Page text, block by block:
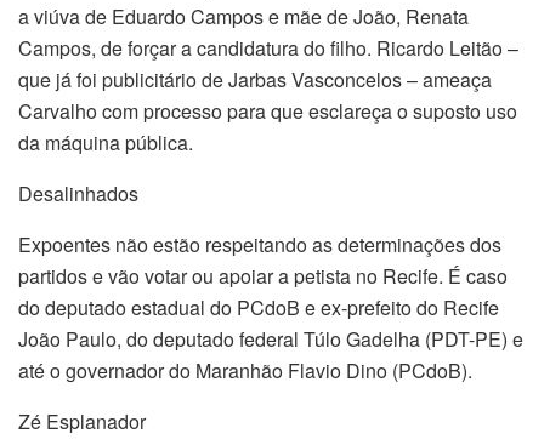
a viúva de Eduardo Campos e mãe de João, Renata
Campos, de forçar a candidatura do filho. Ricardo Leitão –
que já foi publicitário de Jarbas Vasconcelos – ameaça
Carvalho com processo para que esclareça o suposto uso
da máquina pública.
Desalinhados
Expoentes não estão respeitando as determinações dos
partidos e vão votar ou apoiar a petista no Recife. É caso
do deputado estadual do PCdoB e ex-prefeito do Recife
João Paulo, do deputado federal Túlo Gadelha (PDT-PE) e
até o governador do Maranhão Flavio Dino (PCdoB).
Zé Esplanador